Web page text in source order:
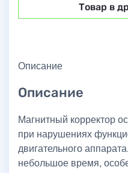
Товар в
Описание
Описание
Магнитный корректор
при нарушениях
двигательного
небольшое время,